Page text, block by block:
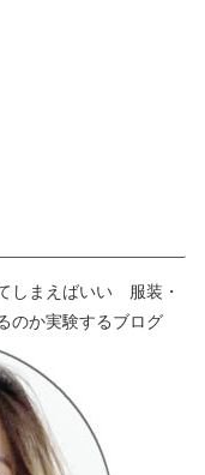
しまえばいい 服装・
のか実験するブログ